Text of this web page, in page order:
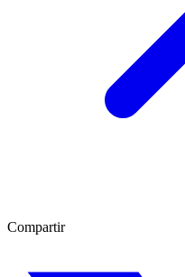
Compartir